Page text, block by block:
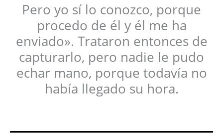
Pero yo sí lo conozco, porque
procedo de él y él me ha
enviado». Trataron entonces de
capturarlo, pero nadie le pudo
echar mano, porque todavía no
había llegado su hora.